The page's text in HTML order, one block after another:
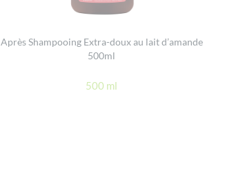
Après Shampooing Extra-doux au lait d’amande
500ml
500 ml